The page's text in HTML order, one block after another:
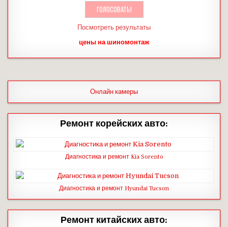
Посмотреть результаты
цены на шиномонтаж
Онлайн камеры
Ремонт корейских авто:
Диагностика и ремонт Kia Sorento
Диагностика и ремонт Hyundai Tucson
Ремонт китайских авто: